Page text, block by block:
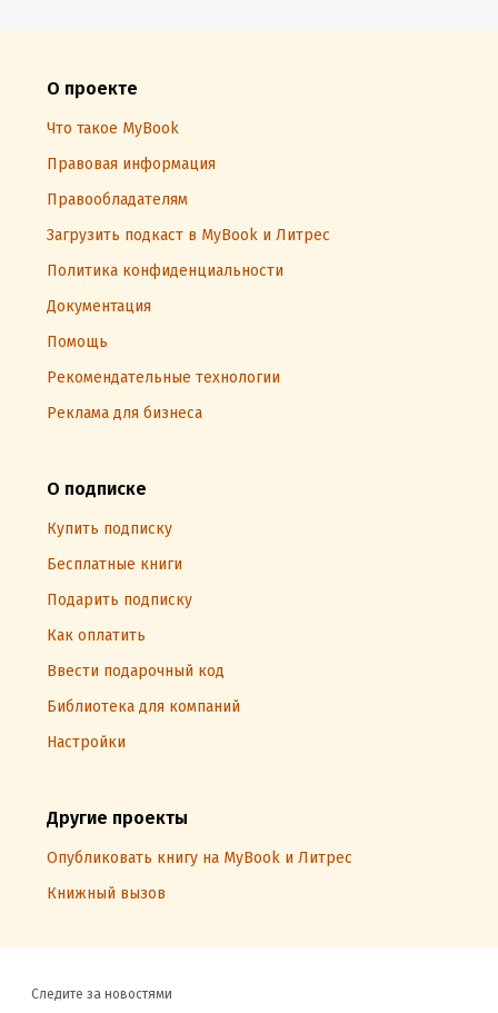
О проекте
Что такое MyBook
Правовая информация
Правообладателям
Загрузить подкаст в MyBook и Литрес
Политика конфиденциальности
Документация
Помощь
Рекомендательные технологии
Реклама для бизнеса
О подписке
Купить подписку
Бесплатные книги
Подарить подписку
Как оплатить
Ввести подарочный код
Библиотека для компаний
Настройки
Другие проекты
Опубликовать книгу на MyBook и Литрес
Книжный вызов
Следите за новостями